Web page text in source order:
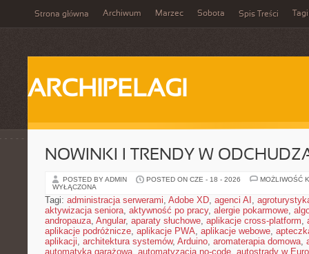
Strona główna Archiwum Marzec Sobota Spis Treści Tagi
ARCHIPELAGI
NOWINKI I TRENDY W
POSTED BY ADMIN POSTED ON CZE - 18 - 2026
MOŻLIWOŚĆ
WYŁĄCZONA
Tagi: administracja serwerami, Adobe XD, agenci AI ,
aktywizacja seniora, aktywność po pracy, alergie pokarmowe,
andropauza, Angular, aparaty słuchowe, aplikacje cross-platform,
aplikacje podróżnicze, aplikacje PWA, aplikacje webowe,
aplikacji, architektura systemów, Arduino, aromaterapia domowa,
automatyka garażowa, automatyzacja no-code, autostrady w